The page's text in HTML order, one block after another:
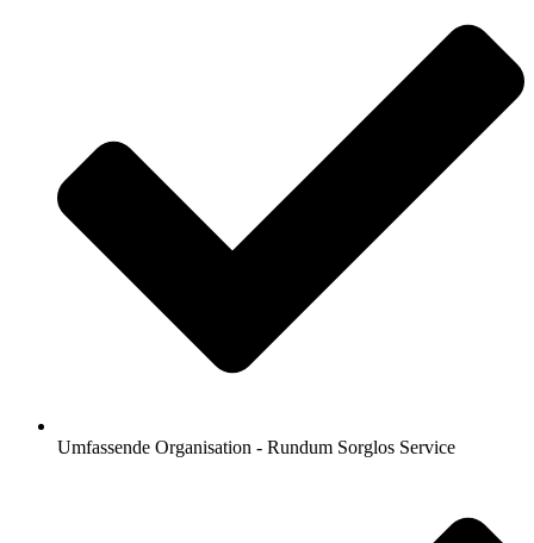
Umfassende Organisation - Rundum Sorglos Service